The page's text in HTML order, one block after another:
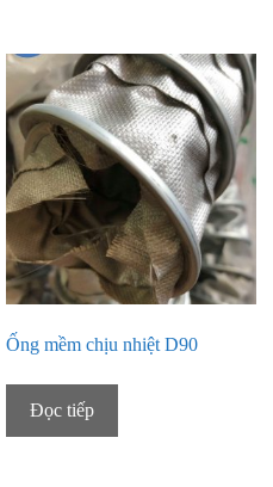
Ống mềm chịu nhiệt D90
Đọc tiếp